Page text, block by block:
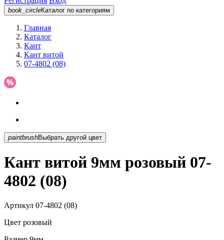
book_circleКаталог по категориям
Главная
Каталог
Кант
Кант витой
07-4802 (08)
paintbrush Выбрать другой цвет
Кант витой 9мм розовый 07-
4802 (08)
Артикул 07-4802 (08)
Цвет розовый